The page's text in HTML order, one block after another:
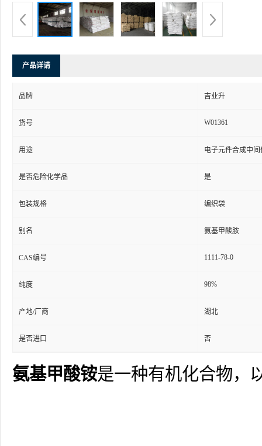
产品详请
品牌 吉业升
货号 W01361
用途 电子元件合成中
是否危险化学品 是
包装规格 编织袋
别名 氨基甲酸胺
CAS编号 1111-78-0
纯度 98%
产地/厂商 湖北
是否进口 否
氨基甲酸铵是一种有机化合物，